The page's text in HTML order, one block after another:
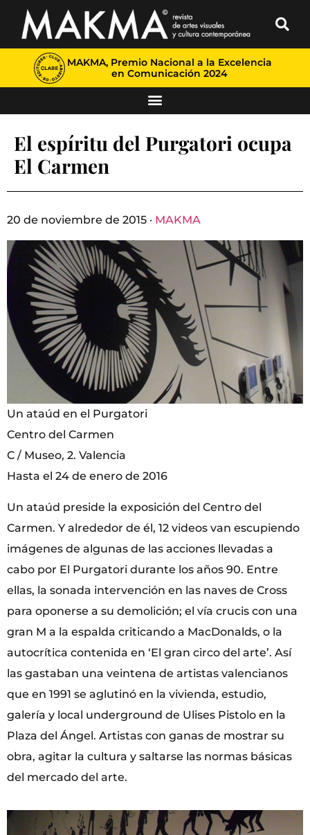
MAKMA, Premio Nacional a la Excelencia
en Comunicación 2024
El espíritu del Purgatori ocupa
El Carmen
20 de noviembre de 2015 · MAKMA
Un ataúd en el Purgatori
Centro del Carmen
C / Museo, 2. Valencia
Hasta el 24 de enero de 2016
Un ataúd preside la exposición del Centro del
Carmen. Y alrededor de él, 12 videos van escupiendo
imágenes de algunas de las acciones llevadas a
cabo por El Purgatori durante los años 90. Entre
ellas, la sonada intervención en las naves de Cross
para oponerse a su demolición; el vía crucis con una
gran M a la espalda criticando a MacDonalds, o la
autocrítica contenida en ‘El gran circo del arte’. Así
las gastaban una veintena de artistas valencianos
que en 1991 se aglutinó en la vivienda, estudio,
galería y local underground de Ulises Pistolo en la
Plaza del Ángel. Artistas con ganas de mostrar su
obra, agitar la cultura y saltarse las normas básicas
del mercado del arte.